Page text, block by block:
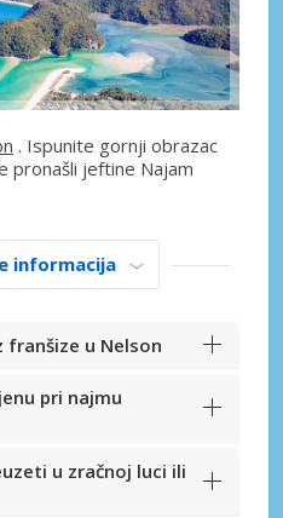
. Ispunite gornji obrazac
pronašli jeftine Najam
informacija
u Nelson
pri najmu
u zračnoj luci ili